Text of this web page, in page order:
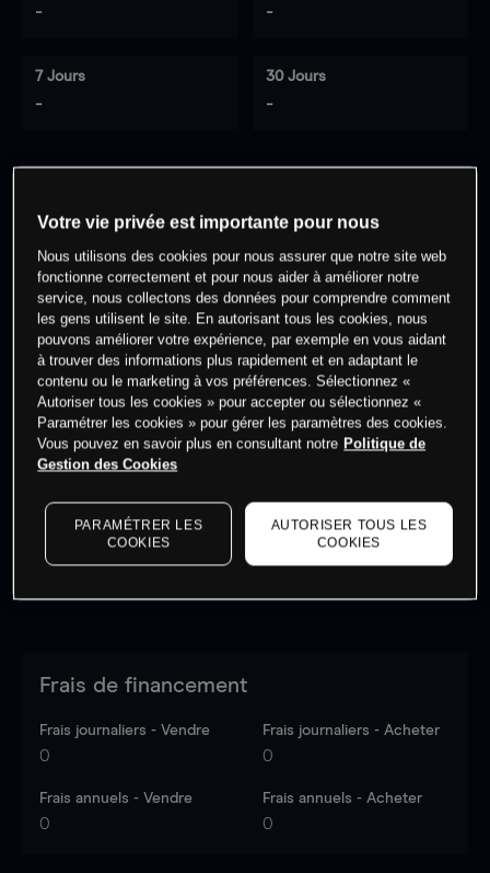
- -
7 Jours
-
30 Jours
-
cet actif
Commencez à trader
Les prix sont indicatifs.Connectez-vous pour voir les
dernières données du marché.
Frais de financement
Frais journaliers - Vendre
0
Frais journaliers - Acheter
0
Frais annuels - Vendre
0
Frais annuels - Acheter
0
Votre vie privée est importante pour nous
Nous utilisons des cookies pour nous assurer que notre site web
fonctionne correctement et pour nous aider à améliorer notre
service, nous collectons des données pour comprendre comment
les gens utilisent le site. En autorisant tous les cookies, nous
pouvons améliorer votre expérience, par exemple en vous aidant
à trouver des informations plus rapidement et en adaptant le
contenu ou le marketing à vos préférences. Sélectionnez «
Autoriser tous les cookies » pour accepter ou sélectionnez «
Paramétrer les cookies » pour gérer les paramètres des cookies.
Vous pouvez en savoir plus en consultant notre Politique de
Gestion des Cookies
PARAMÉTRER LES
COOKIES
AUTORISER TOUS LES
COOKIES